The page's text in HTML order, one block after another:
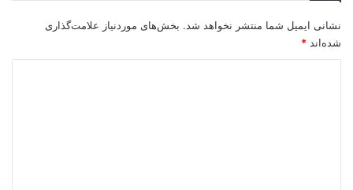
نشانی ایمیل شما منتشر نخواهد شد. بخش‌های موردنیاز علامت‌گذاری
شده‌اند *